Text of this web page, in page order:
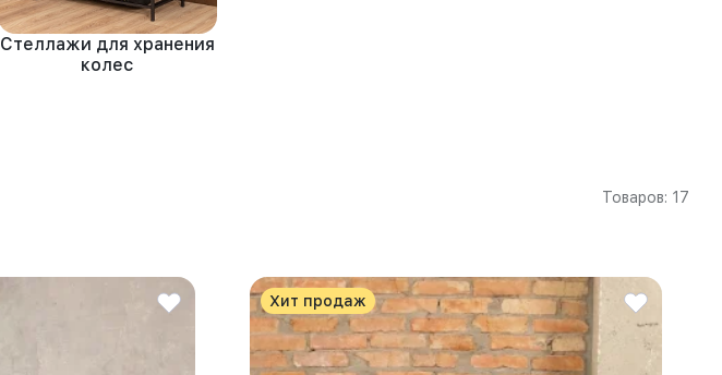
Стеллажи для хранения
колес
Товаров: 17
Хит продаж